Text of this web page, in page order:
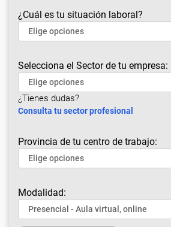
¿Cuál es tu situación laboral?
Selecciona el Sector de tu empresa:
¿Tienes dudas?
Consulta tu sector profesional
Provincia de tu centro de trabajo:
Modalidad: